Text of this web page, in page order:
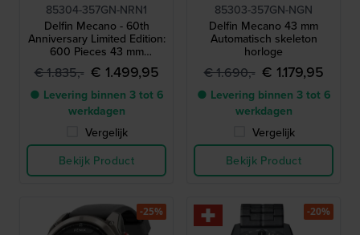
85304-357GN-NRN1
Delfin Mecano - 60th
Anniversary Limited Edition:
600 Pieces 43 mm
Automatisch horloge met
waterproof tas
€ 1.835,- € 1.499,95
● Levering binnen 3 tot 6
werkdagen
Vergelijk
Bekijk Product
85303-357GN-NGN
Delfin Mecano 43 mm
Automatisch skeleton
horloge
€ 1.690,- € 1.179,95
● Levering binnen 3 tot 6
werkdagen
Vergelijk
Bekijk Product
-25% -20%